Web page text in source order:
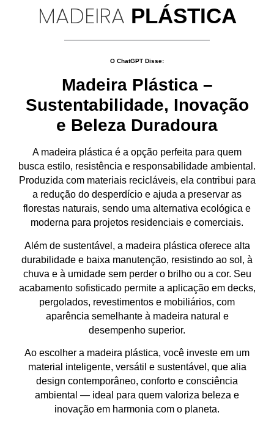
MADEIRA PLÁSTICA
O ChatGPT Disse:
Madeira Plástica –
Sustentabilidade, Inovação
e Beleza Duradoura
A madeira plástica é a opção perfeita para quem
busca estilo, resistência e responsabilidade ambiental .
Produzida com materiais recicláveis, ela contribui para
a redução do desperdício e ajuda a preservar as
florestas naturais, sendo uma alternativa ecológica e
moderna para projetos residenciais e comerciais.
Além de sustentável, a madeira plástica oferece alta
durabilidade e baixa manutenção, resistindo ao sol, à
chuva e à umidade sem perder o brilho ou a cor. Seu
acabamento sofisticado permite a aplicação em decks,
pergolados, revestimentos e mobiliários, com
aparência semelhante à madeira natural e
desempenho superior.
Ao escolher a madeira plástica, você investe em um
material inteligente, versátil e sustentável , que alia
design contemporâneo, conforto e consciência
ambiental — ideal para quem valoriza beleza e
inovação em harmonia com o planeta.